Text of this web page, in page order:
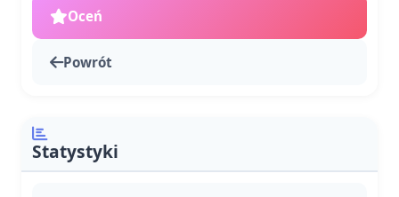
Oceń
Powrót
Statystyki